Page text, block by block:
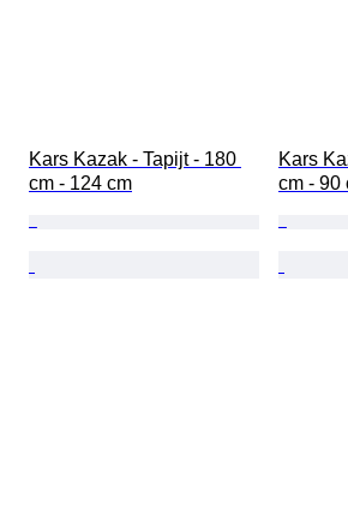
Kars Kazak - Tapijt - 180
cm - 124 cm
Kars
cm - 90